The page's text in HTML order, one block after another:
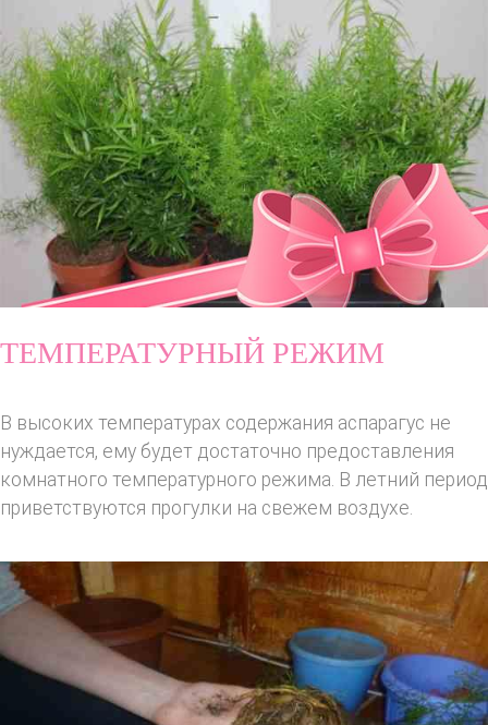
ТЕМПЕРАТУРНЫЙ РЕЖИМ
В высоких температурах содержания аспарагус не
нуждается, ему будет достаточно предоставления
комнатного температурного режима. В летний период
приветствуются прогулки на свежем воздухе.